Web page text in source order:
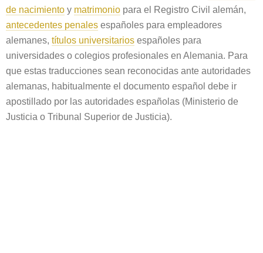
de nacimiento y matrimonio para el Registro Civil alemán,
antecedentes penales españoles para empleadores
alemanes, títulos universitarios españoles para
universidades o colegios profesionales en Alemania. Para
que estas traducciones sean reconocidas ante autoridades
alemanas, habitualmente el documento español debe ir
apostillado por las autoridades españolas (Ministerio de
Justicia o Tribunal Superior de Justicia).